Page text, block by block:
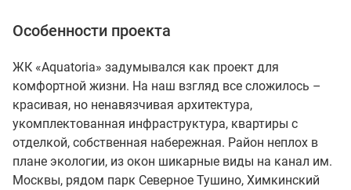
Особенности проекта
ЖК «Aquatoria» задумывался как проект для
комфортной жизни. На наш взгляд все сложилось –
красивая, но ненавязчивая архитектура,
укомплектованная инфраструктура, квартиры с
отделкой, собственная набережная. Район неплох в
плане экологии, из окон шикарные виды на канал им.
Москвы, рядом парк Северное Тушино, Химкинский